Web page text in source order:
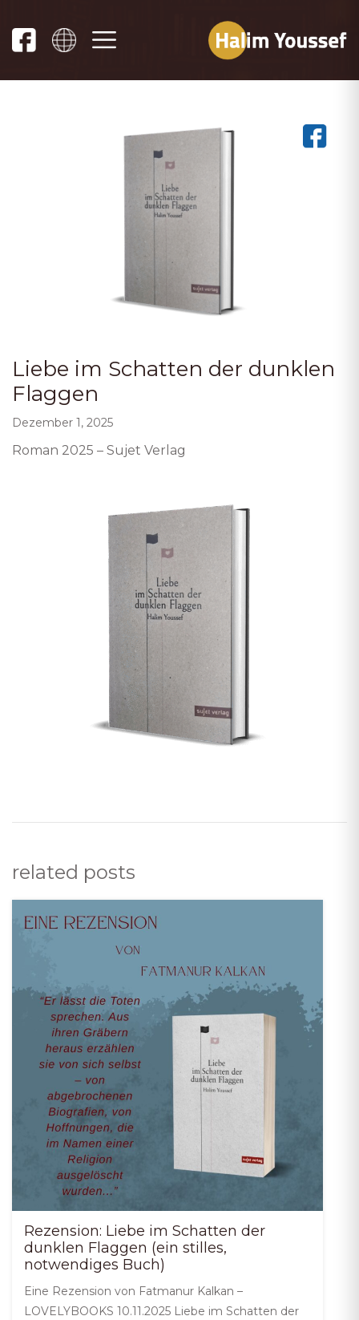
Liebe im Schatten der dunklen
Flaggen
Dezember 1, 2025
Roman 2025 – Sujet Verlag
related posts
Rezension: Liebe im Schatten der
dunklen Flaggen (ein stilles,
notwendiges Buch)
Eine Rezension von Fatmanur Kalkan –
LOVELYBOOKS 10.11.2025 Liebe im Schatten der